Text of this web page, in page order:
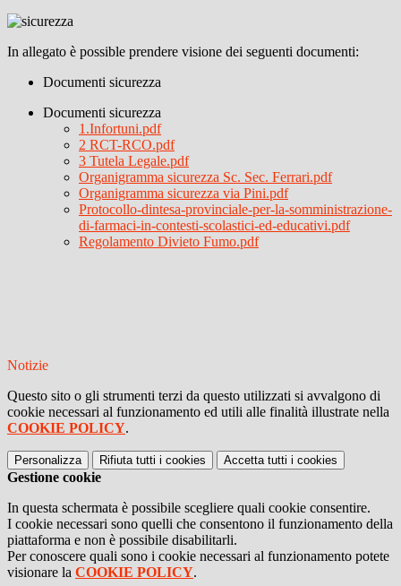
In allegato è possible prendere visione dei seguenti documenti:
Documenti sicurezza
Documenti sicurezza
1.Infortuni.pdf
2 RCT-RCO.pdf
3 Tutela Legale.pdf
Organigramma sicurezza Sc. Sec. Ferrari.pdf
Organigramma sicurezza via Pini.pdf
Protocollo-dintesa-provinciale-per-la-somministrazione-
di-farmaci-in-contesti-scolastici-ed-educativi.pdf
Regolamento Divieto Fumo.pdf
Notizie
Questo sito o gli strumenti terzi da questo utilizzati si avvalgono di
cookie necessari al funzionamento ed utili alle finalità illustrate nella
COOKIE POLICY.
Personalizza Rifiuta tutti i cookies Accetta tutti i cookies
Gestione cookie
In questa schermata è possibile scegliere quali cookie consentire.
I cookie necessari sono quelli che consentono il funzionamento della
piattaforma e non è possibile disabilitarli.
Per conoscere quali sono i cookie necessari al funzionamento potete
visionare la COOKIE POLICY.